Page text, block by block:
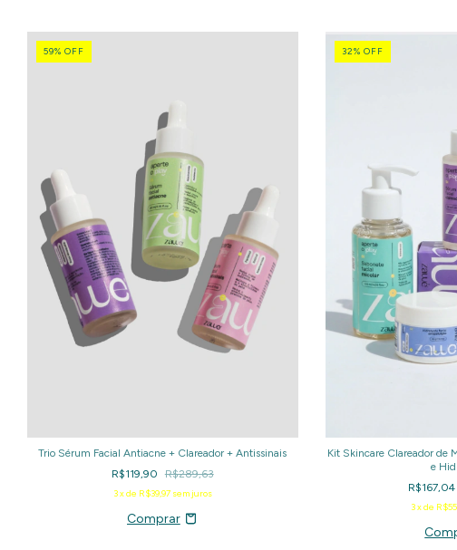
59% OFF
Trio Sérum Facial Antiacne + Clareador + Antissinais
R$119,90
R$289,63
3x de R$39,97 sem juros
32% OFF
Kit Skincare Clareador de
e
R$167,04
3x de